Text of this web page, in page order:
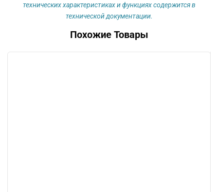
технических характеристиках и функциях содержится в
технической документации.
Похожие Товары